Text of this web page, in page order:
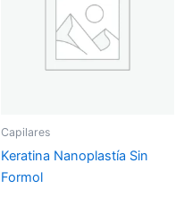
Capilares
Keratina Nanoplastía Sin
Formol